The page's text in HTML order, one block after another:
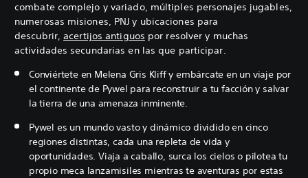
combate complejo y variado, múltiples personajes jugables,
numerosas misiones, PNJ y ubicaciones para
descubrir,acertijos antiguos por resolver y muchas
actividades secundarias en las que participar.
Conviértete en Melena Gris Kliff y embárcate en un viaje por
el continente de Pywel para reconstruir a tu facción y salvar
la tierra de una amenaza inminente.
Pywel es un mundo vasto y dinámico dividido en cinco
regiones distintas, cada una repleta de vida y
oportunidades. Viaja a caballo, surca los cielos o pilotea tu
propio meca lanzamisiles mientras te aventuras por estas